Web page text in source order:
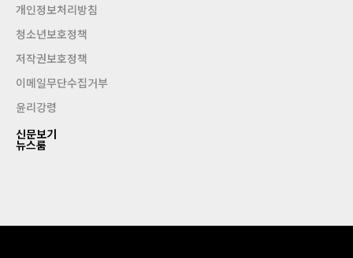
개인정보처리방침
청소년보호정책
저작권보호정책
이메일무단수집거부
윤리강령
신문보기
뉴스룸